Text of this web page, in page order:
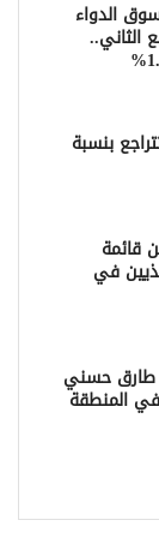
الدواء
الربع الثاني..
بنسبة
قائمة
في
طارق حسني
في المنطقة